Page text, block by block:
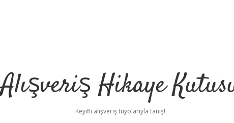
Alışveriş Hikaye
Keyifli alışveriş tüyolarıyla tanış!